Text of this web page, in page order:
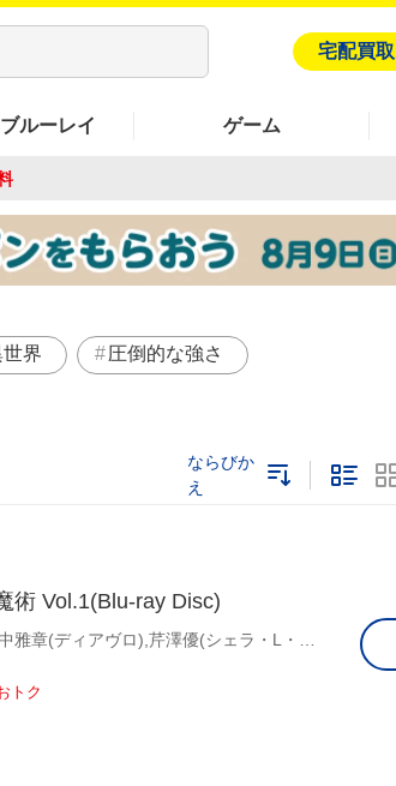
宅配買取
ルーレイ ゲーム
界 圧倒的な強さ
ならびか
え
術 Vol.1(Blu-ray Disc)
トク